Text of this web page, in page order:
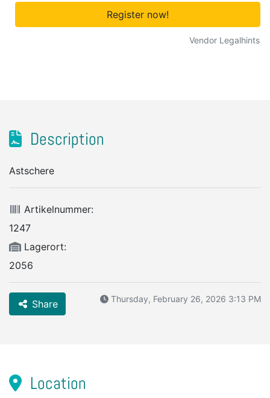
Register now!
Vendor Legalhints
Description
Astschere
Artikelnummer:
1247
Lagerort:
2056
Share Thursday, February 26, 2026 3:13 PM
Location